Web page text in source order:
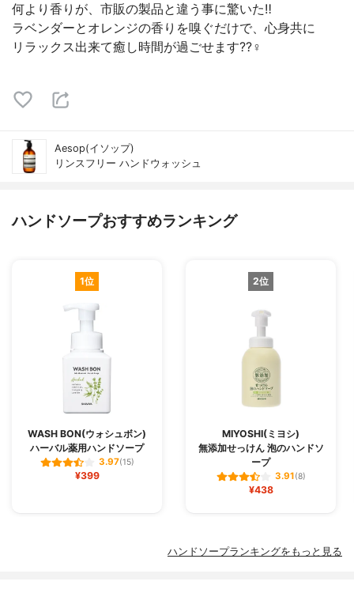
何より香りが、市販の製品と違う事に驚いた‼︎
ラベンダーとオレンジの香りを嗅ぐだけで、心身共に
リラックス出来て癒し時間が過ごせます??‍♀️
Aesop(イソップ)
リンスフリー ハンドウォッシュ
ハンドソープおすすめランキング
1位
WASH BON(ウォシュボン)
ハーバル薬用ハンドソープ
3.97(15)
¥399
2位
MIYOSHI(ミヨシ)
無添加せっけん 泡のハンドソ
ープ
3.91(8)
¥438
ハンドソープランキングをもっと見る